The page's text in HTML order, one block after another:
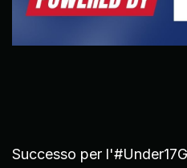
Successo per